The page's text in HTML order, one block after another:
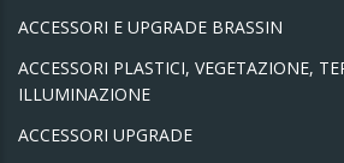
ACCESSORI E UPGRADE BRASSIN
ACCESSORI PLASTICI, VEGETAZIONE,
ILLUMINAZIONE
ACCESSORI UPGRADE